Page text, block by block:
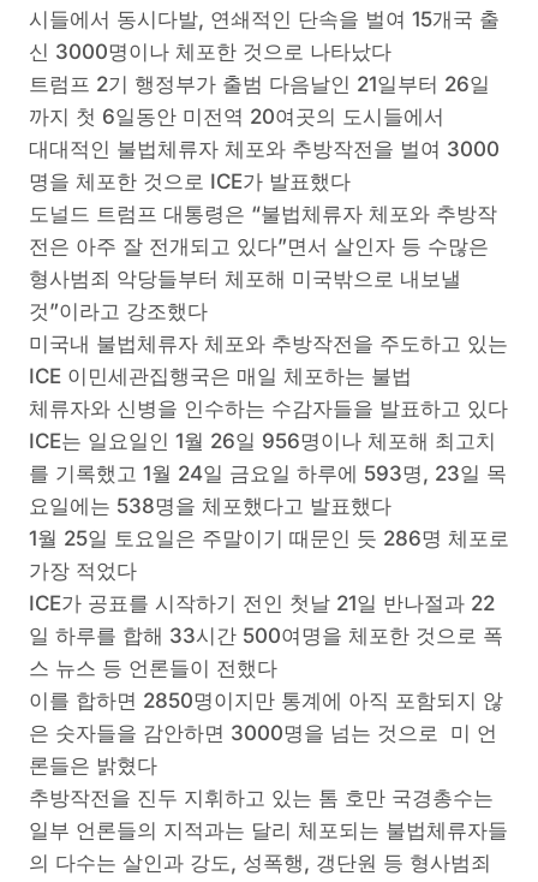
시들에서 동시다발, 연쇄적인 단속을 벌여 15개국 출
신 3000명이나 체포한 것으로 나타났다
트럼프 2기 행정부가 출범 다음날인 21일부터 26일
까지 첫 6일동안 미전역 20여곳의 도시들에서
대대적인 불법체류자 체포와 추방작전을 벌여 3000
명을 체포한 것으로 ICE가 발표했다
도널드 트럼프 대통령은 “불법체류자 체포와 추방작
전은 아주 잘 전개되고 있다”면서 살인자 등 수많은
형사범죄 악당들부터 체포해 미국밖으로 내보낼
것”이라고 강조했다
미국내 불법체류자 체포와 추방작전을 주도하고 있는
ICE 이민세관집행국은 매일 체포하는 불법
체류자와 신병을 인수하는 수감자들을 발표하고 있다
ICE는 일요일인 1월 26일 956명이나 체포해 최고치
를 기록했고 1월 24일 금요일 하루에 593명, 23일 목
요일에는 538명을 체포했다고 발표했다
1월 25일 토요일은 주말이기 때문인 듯 286명 체포로
가장 적었다
ICE가 공표를 시작하기 전인 첫날 21일 반나절과 22
일 하루를 합해 33시간 500여명을 체포한 것으로 폭
스 뉴스 등 언론들이 전했다
이를 합하면 2850명이지만 통계에 아직 포함되지 않
은 숫자들을 감안하면 3000명을 넘는 것으로 미 언
론들은 밝혔다
추방작전을 진두 지휘하고 있는 톰 호만 국경총수는
일부 언론들의 지적과는 달리 체포되는 불법체류자들
의 다수는 살인과 강도, 성폭행, 갱단원 등 형사범죄